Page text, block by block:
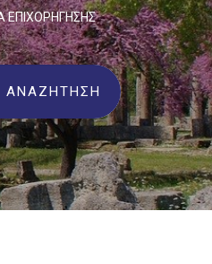
ΕΠΙΧΟΡΗΓΗΣΗΣ